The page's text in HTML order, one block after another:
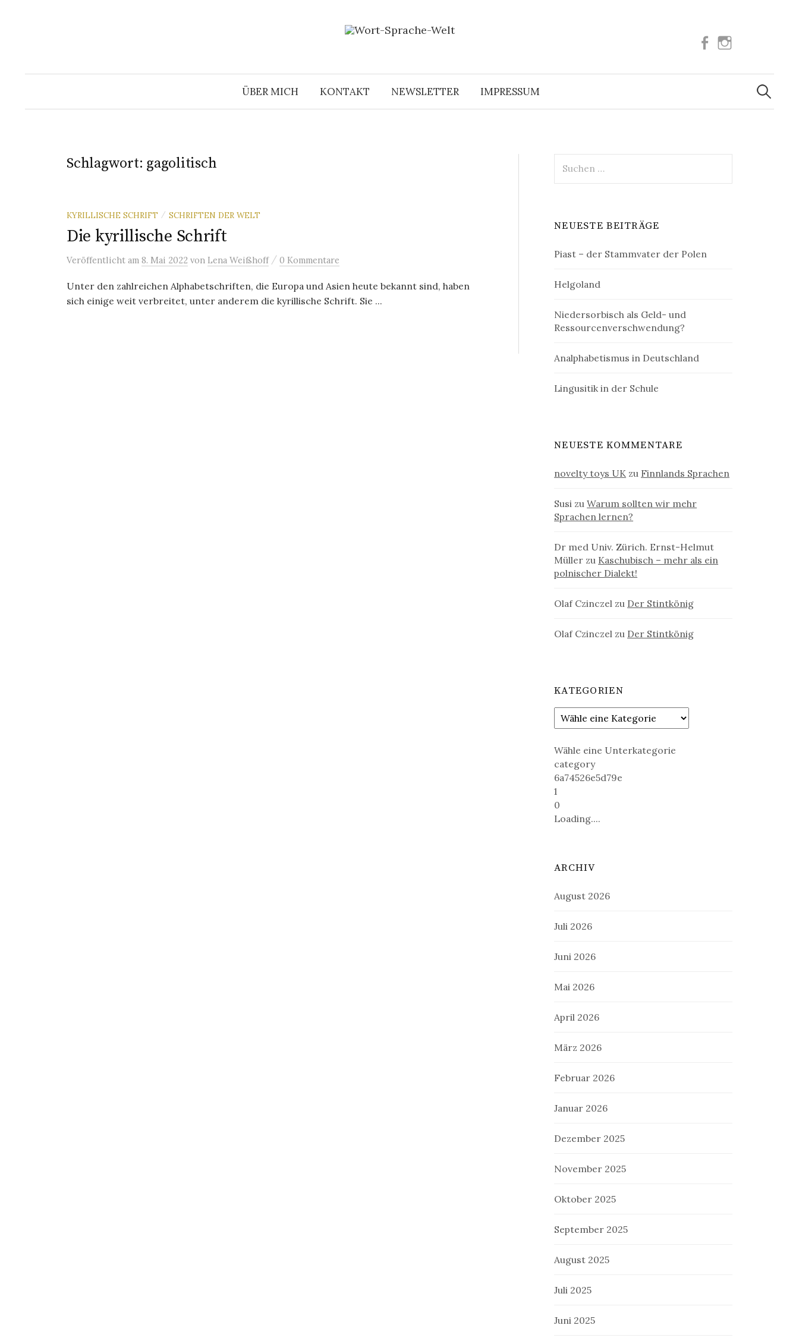
Facebook
ÜBER MICH KONTAKT NEWSLETTER IMPRESSUM
Suchen
nach:
Schlagwort: gagolitisch
KYRILLISCHE SCHRIFT / SCHRIFTEN DER WELT
Die kyrillische Schrift
Veröffentlicht am 8. Mai 2022 von Lena Weißhoff / 0 Kommentare
Unter den zahlreichen Alphabetschriften, die Europa und Asien heute bekannt sind, haben
sich einige weit verbreitet, unter anderem die kyrillische Schrift. Sie ...
nach:
NEUESTE BEITRÄGE
Piast – der Stammvater der Polen
Helgoland
Niedersorbisch als Geld- und
Ressourcenverschwendung?
Analphabetismus in Deutschland
Lingusitik in der Schule
NEUESTE KOMMENTARE
novelty toys UK zu Finnlands Sprachen
Susi zuWarum sollten wir mehr
Sprachen lernen?
Dr med Univ. Zürich. Ernst-Helmut
Müller zu Kaschubisch – mehr als ein
polnischer Dialekt!
Olaf Czinczel zu Der Stintkönig
Olaf Czinczel zu Der Stintkönig
KATEGORIEN
Wähle eine Unterkategorie
category
6a74526e5d79e
1
0
Loading....
ARCHIV
August 2026
Juli 2026
Juni 2026
Mai 2026
April 2026
März 2026
Februar 2026
Januar 2026
Dezember 2025
November 2025
Oktober 2025
September 2025
August 2025
Juli 2025
Juni 2025